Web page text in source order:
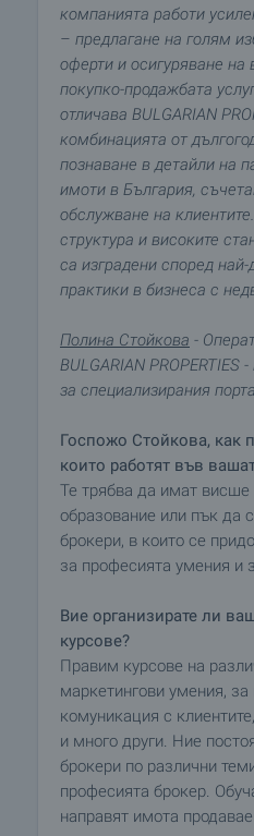
компанията работи
– предлагане на голям
оферти и осигуряване
покупко-продажбата
отличава BULGARIAN
комбинацията от
познаване в детайли на
имоти в България,
обслужване на
структура и високите
са изградени според
практики в бизнеса с
Полина Стойкова -
BULGARIAN
за специализирания
Госпожо Стойкова, как
които работят във
Те трябва да имат
образование или пък да
брокери, в които се
за професията умения и
Вие организирате ли
курсове?
Правим курсове на
маркетингови умения,
комуникация с
и много други. Ние
брокери по различни
професията брокер.
направят имота